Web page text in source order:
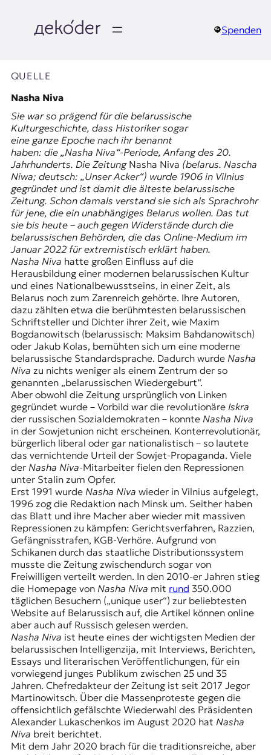
springen
e
k
o
d
e
r
|
D
E
K
O
D
E
R
W
s
s
e
n
J
o
u
r
n
a
i
s
m
u
s
u
n
d
M
e
d
i
e
n
Spenden
QUELLE
Nasha Niva
Sie war so prägend für die belarussische
Kulturgeschichte, dass Historiker sogar
eine ganze Epoche nach ihr benannt
haben: die „Nasha Niva“-Periode, Anfang des 20.
Jahrhunderts. Die Zeitung Nasha Niva (belarus. Nascha
Niwa; deutsch: „Unser Acker“) wurde 1906 in Vilnius
gegründet und ist damit die älteste belarussische
Zeitung. Schon damals verstand sie sich als Sprachrohr
für jene, die ein unabhängiges Belarus wollen. Das tut
sie bis heute – auch gegen Widerstände durch die
belarussischen Behörden, die das Online-Medium im
Januar 2022 für extremistisch erklärt haben.
Nasha Niva hatte großen Einfluss auf die
Herausbildung einer modernen belarussischen Kultur
und eines Nationalbewusstseins, in einer Zeit, als
Belarus noch zum Zarenreich gehörte. Ihre Autoren,
dazu zählten etwa die berühmtesten belarussischen
Schriftsteller und Dichter ihrer Zeit, wie Maxim
Bogdanowitsch (belarussisch: Maksim Bahdanowitsch)
oder Jakub Kolas, bemühten sich um eine moderne
belarussische Standardsprache. Dadurch wurde Nasha
Niva zu nichts weniger als einem Zentrum der so
genannten „belarussischen Wiedergeburt“.
Aber obwohl die Zeitung ursprünglich von Linken
gegründet wurde – Vorbild war die revolutionäre Iskra
der russischen Sozialdemokraten – konnte Nasha Niva
in der Sowjetunion nicht erscheinen. Konterrevolutionär,
bürgerlich liberal oder gar nationalistisch – so lautete
das vernichtende Urteil der Sowjet-Propaganda. Viele
der Nasha Niva-Mitarbeiter fielen den Repressionen
unter Stalin zum Opfer.
Erst 1991 wurde Nasha Niva wieder in Vilnius aufgelegt,
1996 zog die Redaktion nach Minsk um. Seither haben
das Blatt und ihre Macher aber wieder mit massiven
Repressionen zu kämpfen: Gerichtsverfahren, Razzien,
Gefängnisstrafen, KGB-Verhöre. Aufgrund von
Schikanen durch das staatliche Distributionssystem
musste die Zeitung zwischendurch sogar von
Freiwilligen verteilt werden. In den 2010-er Jahren stieg
die Homepage von Nasha Niva mit rund 350.000
täglichen Besuchern („unique user“) zur beliebtesten
Website auf Belarussisch auf, die Artikel können online
aber auch auf Russisch gelesen werden.
Nasha Niva ist heute eines der wichtigsten Medien der
belarussischen Intelligenzija, mit Interviews, Berichten,
Essays und literarischen Veröffentlichungen, für ein
vorwiegend junges Publikum zwischen 25 und 35
Jahren. Chefredakteur der Zeitung ist seit 2017 Jegor
Martinowitsch. Über die Massenproteste gegen die
offensichtlich gefälschte Wiederwahl des Präsidenten
Alexander Lukaschenkos im August 2020 hat Nasha
Niva breit berichtet.
Mit dem Jahr 2020 brach für die traditionsreiche, aber